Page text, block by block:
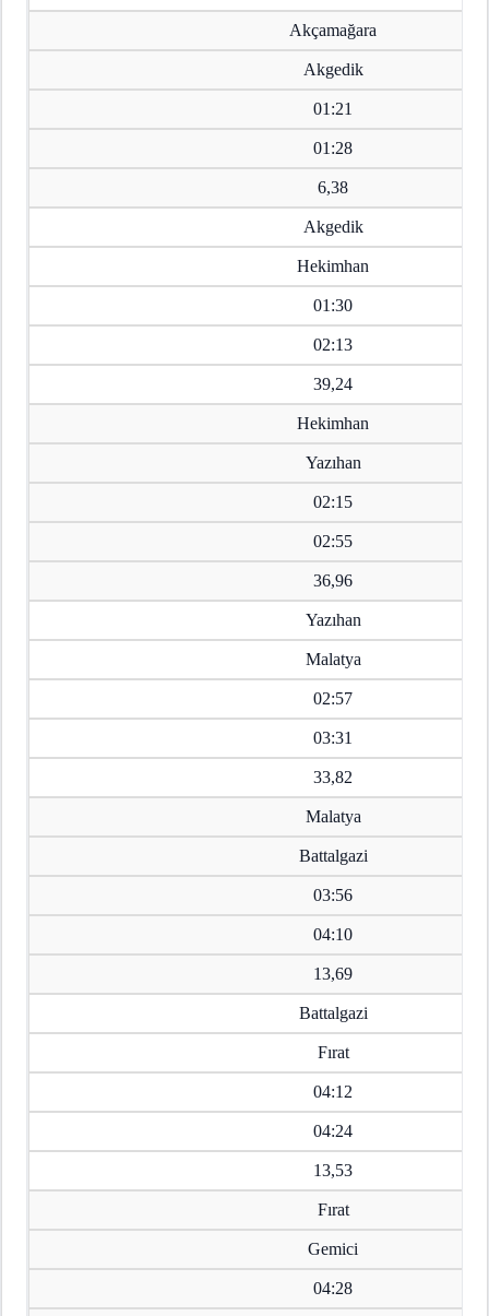
Akçamağara
Akgedik
01:21
01:28
6,38
Akgedik
Hekimhan
01:30
02:13
39,24
Hekimhan
Yazıhan
02:15
02:55
36,96
Yazıhan
Malatya
02:57
03:31
33,82
Malatya
Battalgazi
03:56
04:10
13,69
Battalgazi
Fırat
04:12
04:24
13,53
Fırat
Gemici
04:28